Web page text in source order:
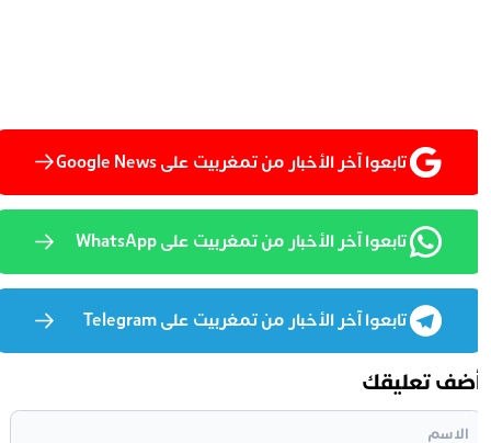
تابعوا آخر الأخبار من تمغربيت على Google News
تابعوا آخر الأخبار من تمغربيت على WhatsApp
تابعوا آخر الأخبار من تمغربيت على Telegram
تعليقك